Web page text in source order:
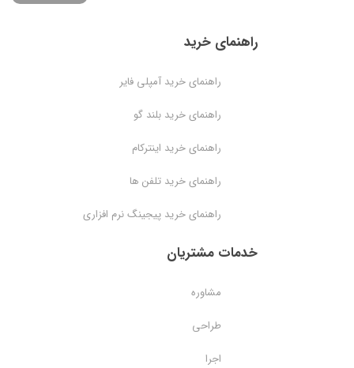
راهنمای خرید
راهنمای خرید آمپلی فایر
راهنمای خرید بلند گو
راهنمای خرید اینترکام
راهنمای خرید تلفن ها
راهنمای خرید پیجینگ نرم افزاری
خدمات مشتریان
مشاوره
طراحی
اجرا